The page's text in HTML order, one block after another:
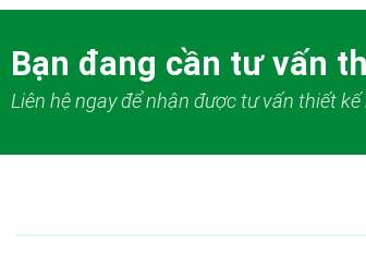
Bạn đang cần tư vấn
Liên hệ ngay để nhận được tư vấn thiết